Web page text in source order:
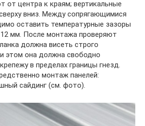
от центра к краям; вертикальные
вниз. Между сопрягающимися
оставить температурные зазоры
мм. После монтажа проверяют
должна висеть строго
этом она должна свободно
в пределах границы гнезд.
монтаж панелей:
сайдинг (см. фото).